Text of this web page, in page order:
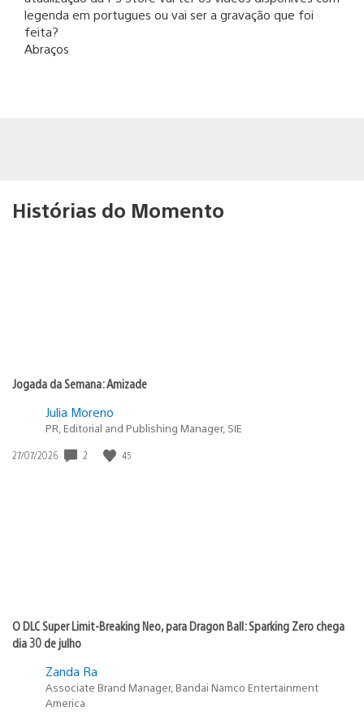
legenda em portugues ou vai ser a gravação que foi
feita?
Abraços
Histórias do Momento
Jogada da Semana: Amizade
Julia Moreno
PR, Editorial and Publishing Manager, SIE
Data
27/07/2026 2 45
O DLC Super Limit-Breaking Neo, para Dragon Ball: Sparking Zero chega
dia 30 de julho
Zanda Ra
Associate Brand Manager, Bandai Namco Entertainment
America